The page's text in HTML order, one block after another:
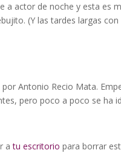
a actor de noche y esta es
(Y las tardes largas con
Antonio Recio Mata.
pero poco a poco se ha
atu escritorio para borrar